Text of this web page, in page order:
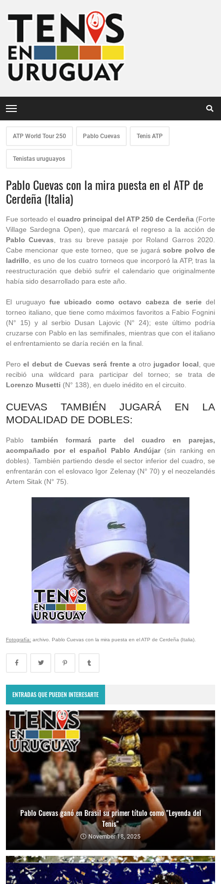
ATP World Tour 250 Pablo Cuevas Tenis ATP
Tenistas uruguayos
Pablo Cuevas con la mira puesta en el ATP de
Cerdeña (Italia)
Fue sorteado el cuadro principal del ATP 250 de Cerdeña (Forte
Village Sardegna Open), que marcará el regreso a la acción de
Pablo Cuevas , tras su breve pasaje por Roland Garros 2020.
Cabe mencionar que este torneo, que se jugarásobre polvo de
ladrillo , es uno de los cuatro torneos que incorporó la ATP, tras la
reestructuración que debió sufrir el calendario que originalmente
había sido desarrollado para este año.
El uruguayo fue ubicado como octavo cabeza de serie del
torneo italiano, que tiene como máximos favoritos a Fabio Fognini
(N° 15) y al serbio Dusan Lajovic (N° 24); este último podría
cruzarse con Pablo en las semifinales, mientras que con el italiano
el enfrentamiento se daría recién en la final.
Peroel debut de Cuevas será frente aotro jugador local , que
recibió una wildcard para participar del torneo; se trata de
Lorenzo Musetti (N° 138), en duelo inédito en el circuito.
CUEVAS TAMBIÉN JUGARÁ EN LA
MODALIDAD DE DOBLES:
Pablotambién formará parte del cuadro en parejas,
acompañado por el español Pablo Andújar(sin ranking en
dobles). También partiendo desde el sector inferior del cuadro, se
enfrentarán con el eslovaco Igor Zelenay (N° 70) y el neozelandés
Artem Sitak (N° 75).
Fotografía: archivo. Pablo Cuevas con la mira puesta en el ATP de Cerdeña (Italia).
ENTRADAS QUE PUEDEN INTERESARTE
Pablo Cuevas ganó en Brasil su primer título como "Leyenda del
Tenis"
November 18, 2025